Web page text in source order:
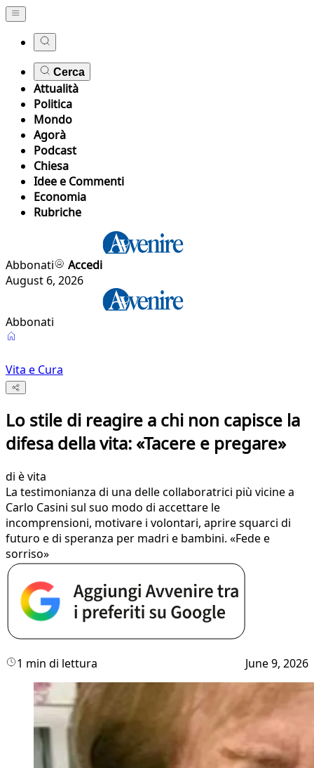
Cerca
Attualità
Politica
Mondo
Agorà
Podcast
Chiesa
Idee e Commenti
Economia
Rubriche
Abbonati
Accedi
August 6, 2026
Abbonati
Vita e Cura
Lo stile di reagire a chi non capisce la
difesa della vita: «Tacere e pregare»
di è vita
La testimonianza di una delle collaboratrici più vicine a
Carlo Casini sul suo modo di accettare le
incomprensioni, motivare i volontari, aprire squarci di
futuro e di speranza per madri e bambini. «Fede e
sorriso»
1 min di lettura June 9, 2026